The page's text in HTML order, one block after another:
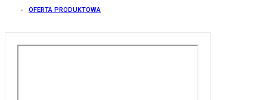
OFERTA PRODUKTOWA